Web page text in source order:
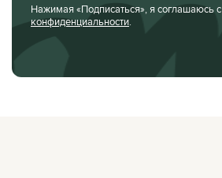
Нажимая «Подписаться», я соглашаюсь с
конфиденциальности.